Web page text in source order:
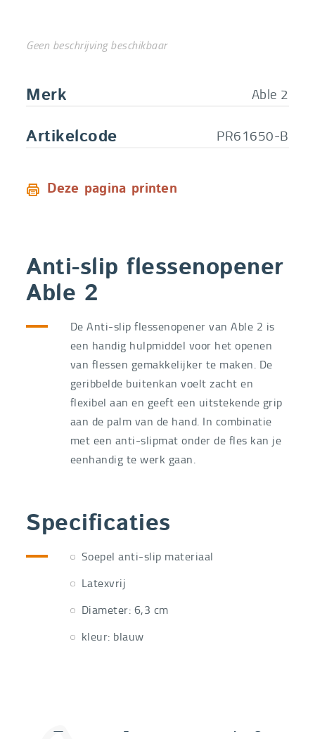
Geen beschrijving beschikbaar
Merk Able 2
Artikelcode PR61650-B
Deze pagina printen
Anti-slip flessenopener
Able 2
De Anti-slip flessenopener van Able 2 is
een handig hulpmiddel voor het openen
van flessen gemakkelijker te maken. De
geribbelde buitenkan voelt zacht en
flexibel aan en geeft een uitstekende grip
aan de palm van de hand. In combinatie
met een anti-slipmat onder de fles kan je
eenhandig te werk gaan.
Specificaties
Soepel anti-slip materiaal
Latexvrij
Diameter: 6,3 cm
kleur: blauw